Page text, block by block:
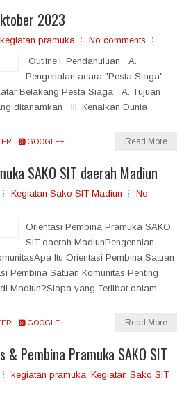
2023
kegiatan pramuka
No comments
Outline:I. Pendahuluan A.
Pengenalan acara "Pesta Siaga"
Belakang Pesta Siaga A. Tujuan
ditanamkan III. Kenalkan Dunia
GOOGLE+ Read More
SAKO SIT daerah Madiun
Kegiatan Sako SIT Madiun
No
Orientasi Pembina Pramuka SAKO
SIT daerah MadiunPengenalan
Itu Orientasi Pembina Satuan
Pembina Satuan Komunitas Penting
Madiun?Siapa yang Terlibat dalam
GOOGLE+ Read More
& Pembina Pramuka SAKO SIT
kegiatan pramuka, Kegiatan Sako SIT